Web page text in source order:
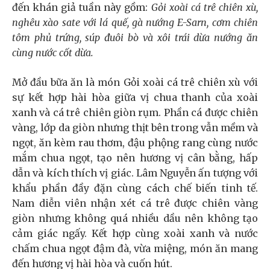
đến khán giả tuần này gồm: Gỏi xoài cá trê chiên xù,
nghêu xào sate với lá quế, gà nướng E-Sarn, cơm chiên
tôm phủ trứng, súp đuôi bò và xôi trái dừa nướng ăn
cùng nước cốt dừa.
Mở đầu bữa ăn là món Gỏi xoài cá trê chiên xù với
sự kết hợp hài hòa giữa vị chua thanh của xoài
xanh và cá trê chiên giòn rụm. Phần cá được chiên
vàng, lớp da giòn nhưng thịt bên trong vẫn mềm và
ngọt, ăn kèm rau thơm, đậu phộng rang cùng nước
mắm chua ngọt, tạo nên hương vị cân bằng, hấp
dẫn và kích thích vị giác. Lâm Nguyễn ấn tượng với
khẩu phần đầy đặn cùng cách chế biến tinh tế.
Nam diễn viên nhận xét cá trê được chiên vàng
giòn nhưng không quá nhiều dầu nên không tạo
cảm giác ngấy. Kết hợp cùng xoài xanh và nước
chấm chua ngọt đậm đà, vừa miệng, món ăn mang
đến hương vị hài hòa và cuốn hút.